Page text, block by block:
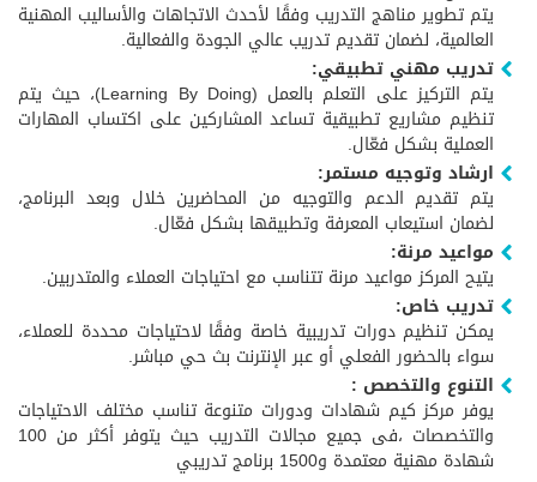
يتم تطوير مناهج التدريب وفقًا لأحدث الاتجاهات والأساليب المهنية
العالمية، لضمان تقديم تدريب عالي الجودة والفعالية.
تدريب مهني تطبيقي:
يتم التركيز على التعلم بالعمل (Learning By Doing)، حيث يتم
تنظيم مشاريع تطبيقية تساعد المشاركين على اكتساب المهارات
العملية بشكل فعّال.
ارشاد وتوجيه مستمر:
يتم تقديم الدعم والتوجيه من المحاضرين خلال وبعد البرنامج،
لضمان استيعاب المعرفة وتطبيقها بشكل فعّال.
مواعيد مرنة:
يتيح المركز مواعيد مرنة تتناسب مع احتياجات العملاء والمتدربين.
تدريب خاص:
يمكن تنظيم دورات تدريبية خاصة وفقًا لاحتياجات محددة للعملاء،
سواء بالحضور الفعلي أو عبر الإنترنت بث حي مباشر.
التنوع والتخصص :
يوفر مركز كيم شهادات ودورات متنوعة تناسب مختلف الاحتياجات
والتخصصات ،فى جميع مجالات التدريب حيث يتوفر أكثر من 100
شهادة مهنية معتمدة و1500 برنامج تدريبي